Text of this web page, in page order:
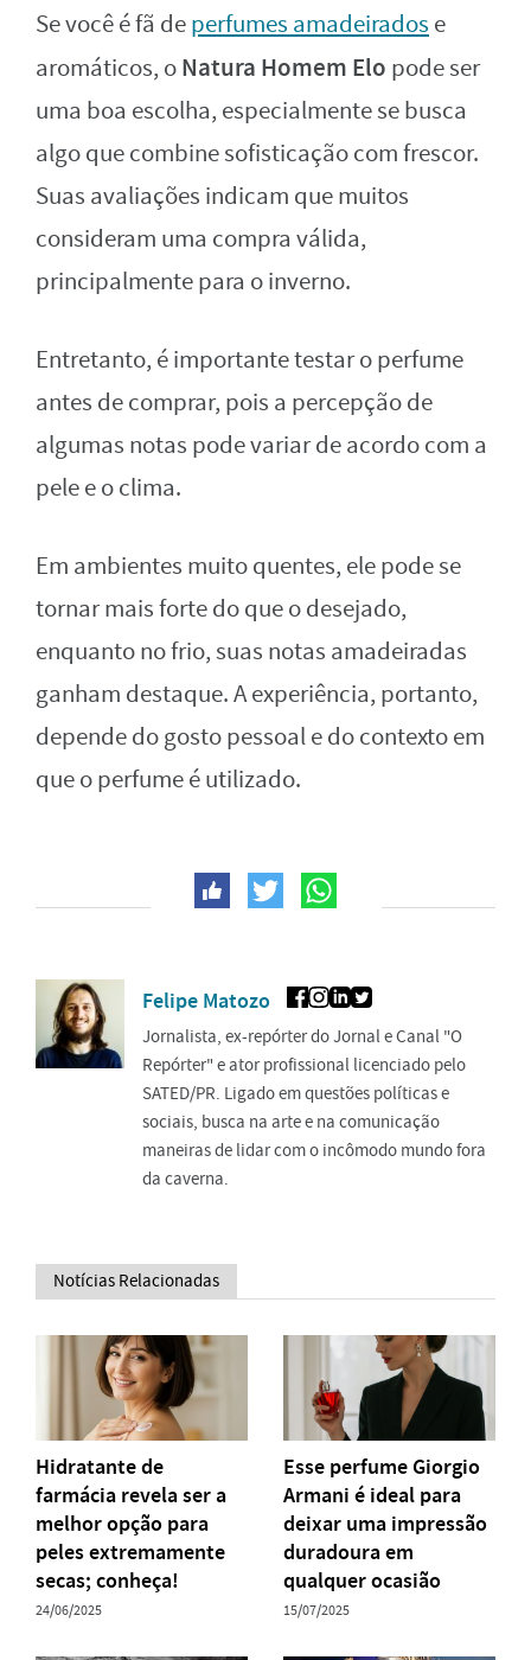
Se você é fã deperfumes amadeirados e
aromáticos, oNatura Homem Elo pode ser
uma boa escolha, especialmente se busca
algo que combine sofisticação com frescor.
Suas avaliações indicam que muitos
consideram uma compra válida,
principalmente para o inverno.
Entretanto, é importante testar o perfume
antes de comprar, pois a percepção de
algumas notas pode variar de acordo com a
pele e o clima.
Em ambientes muito quentes, ele pode se
tornar mais forte do que o desejado,
enquanto no frio, suas notas amadeiradas
ganham destaque. A experiência, portanto,
depende do gosto pessoal e do contexto em
que o perfume é utilizado.
Felipe Matozo
Jornalista, ex-repórter do Jornal e Canal "O
Repórter" e ator profissional licenciado pelo
SATED/PR. Ligado em questões políticas e
sociais, busca na arte e na comunicação
maneiras de lidar com o incômodo mundo fora
da caverna.
Notícias Relacionadas
Hidratante de
farmácia revela ser a
melhor opção para
peles extremamente
secas; conheça!
24/06/2025
Esse perfume Giorgio
Armani é ideal para
deixar uma impressão
duradoura em
qualquer ocasião
15/07/2025